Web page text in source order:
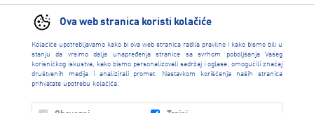
Ova web stranica koristi kolačiće
Kolačiće upotrebljavamo kako bi ova web stranica radila pravilno i kako bismo bili u
stanju da vršimo dalja unapređenja stranice sa svrhom poboljšanja Vašeg
korisničkog iskustva, kako bismo personalizovali sadržaj i oglase, omogućili značaj
društvenih medija i analizirali promet. Nastavkom korišćenja naših stranica
prihvatate upotrebu kolačića.
PRONAĐI RADNJU